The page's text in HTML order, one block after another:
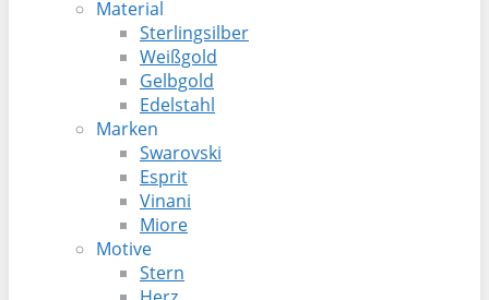
Material
Sterlingsilber
Weißgold
Gelbgold
Edelstahl
Marken
Swarovski
Esprit
Vinani
Miore
Motive
Stern